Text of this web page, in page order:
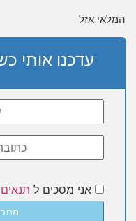
המלאי אזל
עדכנו אותי
אני מסכים ל תנאים